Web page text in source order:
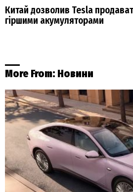
Китай дозволив Tesla
гіршими акумуляторами
More From: Новини